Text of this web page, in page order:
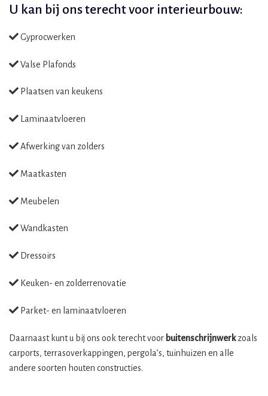
U kan bij ons terecht voor interieurbouw:
Gyprocwerken
Valse Plafonds
Plaatsen van keukens
Laminaatvloeren
Afwerking van zolders
Maatkasten
Meubelen
Wandkasten
Dressoirs
Keuken- en zolderrenovatie
Parket- en laminaatvloeren
Daarnaast kunt u bij ons ook terecht voor buitenschrijnwerkzoals
carports, terrasoverkappingen, pergola’s, tuinhuizen en alle
andere soorten houten constructies.